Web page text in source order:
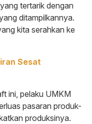
tertarik dengan
ditampilkannya.
kita serahkan ke
Sesat
ini, pelaku UMKM
pasaran produk-
produksinya.